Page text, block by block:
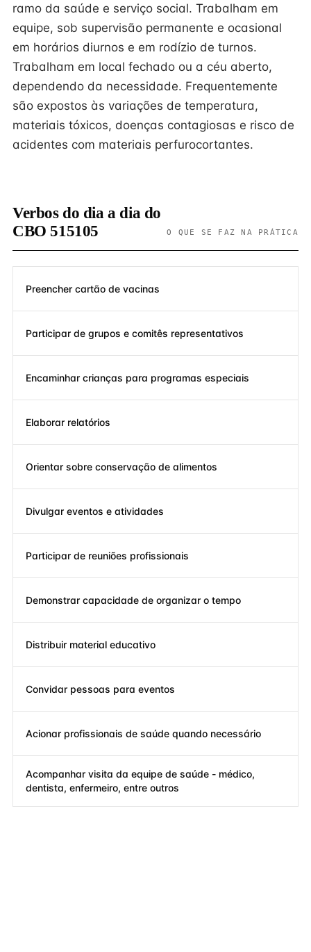
ramo da saúde e serviço social. Trabalham em
equipe, sob supervisão permanente e ocasional
em horários diurnos e em rodízio de turnos.
Trabalham em local fechado ou a céu aberto,
dependendo da necessidade. Frequentemente
são expostos às variações de temperatura,
materiais tóxicos, doenças contagiosas e risco de
acidentes com materiais perfurocortantes.
Verbos do dia a dia do
CBO 515105
O QUE SE FAZ NA PRÁTICA
Preencher cartão de vacinas
Participar de grupos e comitês representativos
Encaminhar crianças para programas especiais
Elaborar relatórios
Orientar sobre conservação de alimentos
Divulgar eventos e atividades
Participar de reuniões profissionais
Demonstrar capacidade de organizar o tempo
Distribuir material educativo
Convidar pessoas para eventos
Acionar profissionais de saúde quando necessário
Acompanhar visita da equipe de saúde - médico,
dentista, enfermeiro, entre outros